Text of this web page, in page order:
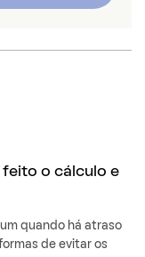
feito o cálculo e
quando há atraso
de evitar os